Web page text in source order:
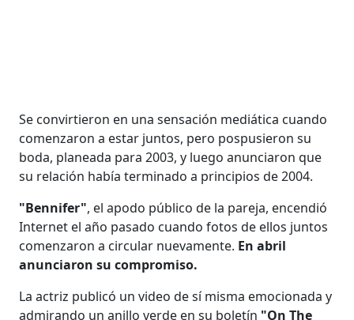
Se convirtieron en una sensación mediática cuando
comenzaron a estar juntos, pero pospusieron su
boda, planeada para 2003, y luego anunciaron que
su relación había terminado a principios de 2004.
"Bennifer", el apodo público de la pareja, encendió
Internet el año pasado cuando fotos de ellos juntos
comenzaron a circular nuevamente. En abril
anunciaron su compromiso.
La actriz publicó un video de sí misma emocionada y
admirando un anillo verde en su boletín "On The